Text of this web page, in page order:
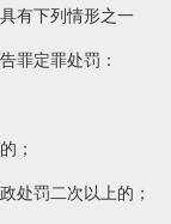
有下列情形之一
罪定罪处罚：
；
罚二次以上的；